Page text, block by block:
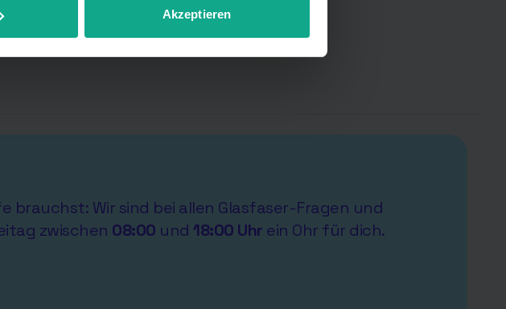
Akzeptieren
brauchst: Wir sind bei allen Glasfaser-Fragen und
zwischen 08:00 und 18:00 Uhr ein Ohr für dich.